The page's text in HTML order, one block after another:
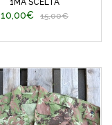
1MA SCELTA
10,00€ 15,00€